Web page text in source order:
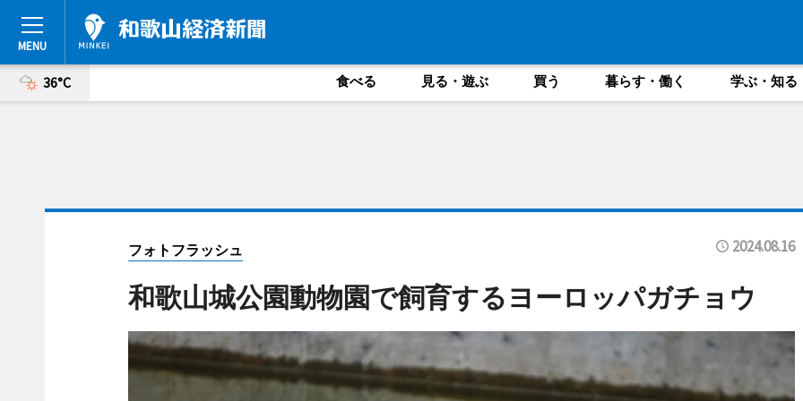
36°C 食べる 見る・遊ぶ 買う 暮らす・働く 学ぶ・知る
フォトフラッシュ 2024.08.16
和歌山城公園動物園で飼育するヨーロッパガチョウ